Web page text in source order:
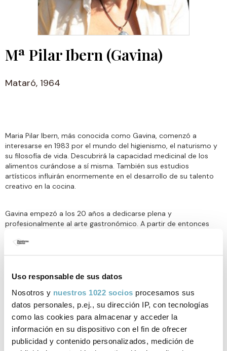
Uso responsable de sus datos
Nosotros y nuestros 1022 socios procesamos sus
datos personales, p.ej., su dirección IP, con tecnologías
como las cookies para almacenar y acceder la
información en su dispositivo con el fin de ofrecer
publicidad y contenido personalizados, medición de
Mª Pilar Ibern (Gavina)
Mataró, 1964
Maria Pilar Ibern, más conocida como Gavina, comenzó a
interesarse en 1983 por el mundo del higienismo, el naturismo y
su filosofía de vida. Descubrirá la capacidad medicinal de los
alimentos curándose a sí misma. También sus estudios
artísticos influirán enormemente en el desarrollo de su talento
creativo en la cocina.
Gavina empezó a los 20 años a dedicarse plena y
profesionalmente al arte gastronómico. A partir de entonces
artículos y publicaciones. En la actualidad difunde su amor por
la cocina en distintos medios de comunicación de radio, prensa
cocina, rodeada de sus alumnos.
Ha sido galardonada en tres ocasiones con el premio Gourmand
Cookbook, la última de ellas con su anterior libro:
Las 69 recetas
más afrodisíacas de la cocina vegetariana.